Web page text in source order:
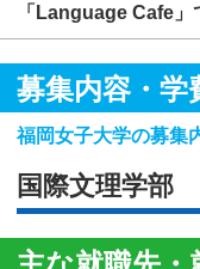
「Language Cafe」
募集内容・学
福岡女子大学の募集
国際文理学部